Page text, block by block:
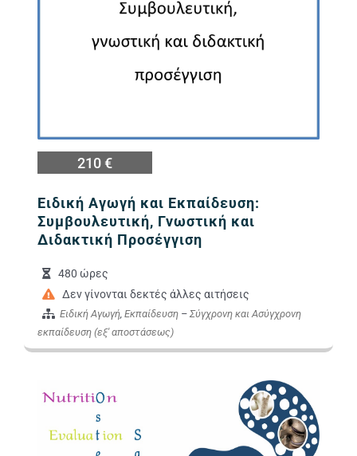
210 €
Ειδική Αγωγή και Εκπαίδευση:
Συμβουλευτική, Γνωστική και
Διδακτική Προσέγγιση
480 ώρες
Δεν γίνονται δεκτές άλλες αιτήσεις
Ειδική Αγωγή,Εκπαίδευση –Σύγχρονη και Ασύγχρονη
εκπαίδευση (εξ' αποστάσεως)